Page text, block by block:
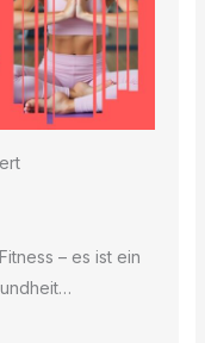
– es ist ein